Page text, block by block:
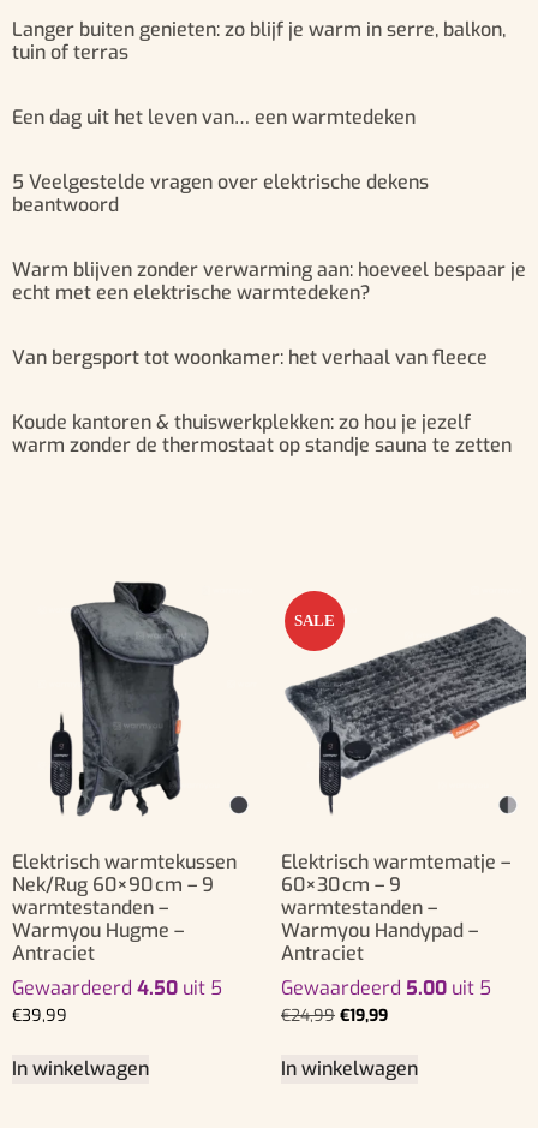
Langer buiten genieten: zo blijf je warm in serre, balkon,
tuin of terras
Een dag uit het leven van… een warmtedeken
5 Veelgestelde vragen over elektrische dekens
beantwoord
Warm blijven zonder verwarming aan: hoeveel bespaar je
echt met een elektrische warmtedeken?
Van bergsport tot woonkamer: het verhaal van fleece
Koude kantoren & thuiswerkplekken: zo hou je jezelf
warm zonder de thermostaat op standje sauna te zetten
Elektrisch warmtekussen
Nek/Rug 60×90 cm – 9
warmtestanden –
Warmyou Hugme –
Antraciet
Gewaardeerd 4.50 uit 5
€39,99
In winkelwagen
SALE
Elektrisch warmtematje –
60×30 cm – 9
warmtestanden –
Warmyou Handypad –
Antraciet
Gewaardeerd 5.00 uit 5
€24,99 €19,99
In winkelwagen